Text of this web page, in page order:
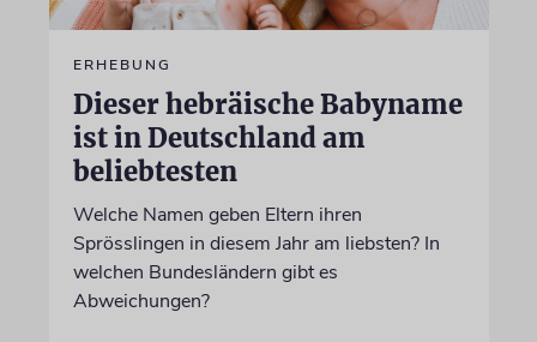
ERHEBUNG
Dieser hebräische Babyname
ist in Deutschland am
beliebtesten
Welche Namen geben Eltern ihren
Sprösslingen in diesem Jahr am liebsten? In
welchen Bundesländern gibt es
Abweichungen?